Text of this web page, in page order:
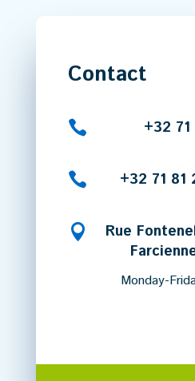
Contact
 +32 71
 +32 71 81

Rue
Monday-